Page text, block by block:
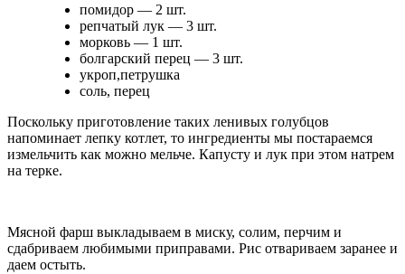
помидор — 2 шт.
репчатый лук — 3 шт.
морковь — 1 шт.
болгарский перец — 3 шт.
укроп,петрушка
соль, перец
Поскольку приготовление таких ленивых голубцов
напоминает лепку котлет, то ингредиенты мы постараемся
измельчить как можно мельче. Капусту и лук при этом натрем
на терке.
Мясной фарш выкладываем в миску, солим, перчим и
сдабриваем любимыми приправами. Рис отвариваем заранее и
даем остыть.